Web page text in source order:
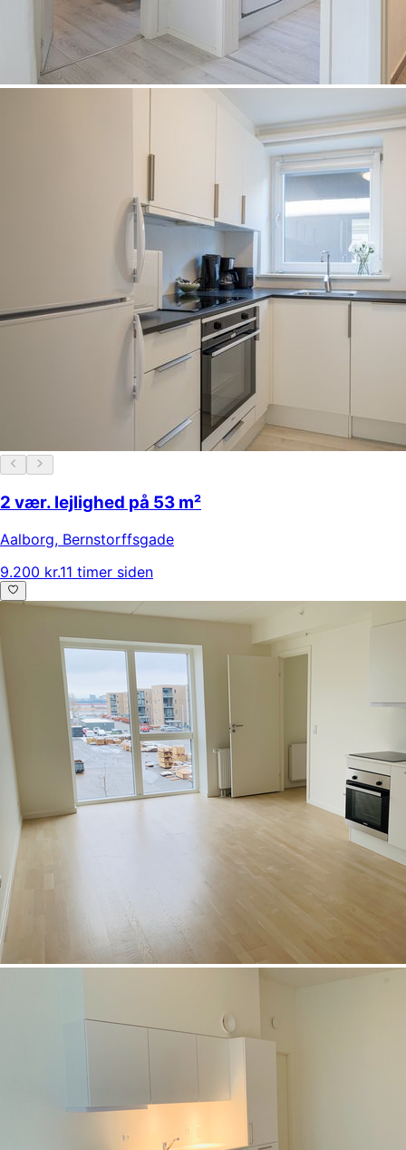
2 vær. lejlighed på 53 m²
Aalborg, Bernstorffsgade
9.200 kr.11 timer siden